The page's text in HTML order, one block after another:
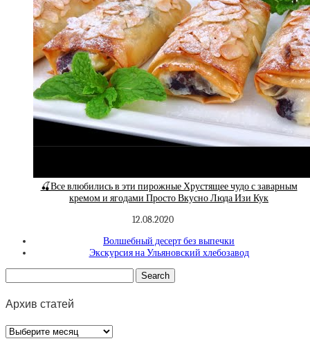
🍒Все влюбились в эти пирожные Хрустящее чудо с заварным
кремом и ягодами Просто Вкусно Люда Изи Кук
12.08.2020
Волшебный десерт без выпечки
Экскурсия на Ульяновский хлебозавод
Архив статей
Архив
статей